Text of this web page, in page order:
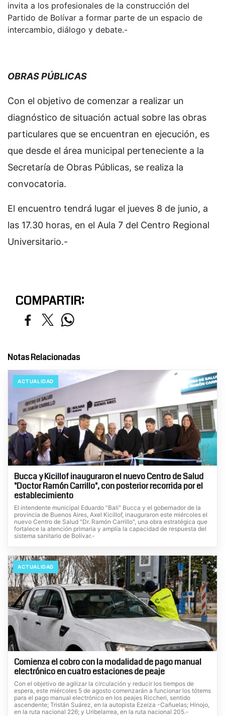
invita a los profesionales de la construcción del
Partido de Bolívar a formar parte de un espacio de
intercambio, diálogo y debate.-
OBRAS PÚBLICAS
Con el objetivo de comenzar a realizar un
diagnóstico de situación actual sobre las obras
particulares que se encuentran en ejecución, es
que desde el área municipal perteneciente a la
Secretaría de Obras Públicas, se realiza la
convocatoria.
El encuentro tendrá lugar el jueves 8 de junio, a
las 17.30 horas, en el Aula 7 del Centro Regional
Universitario.-
COMPARTIR:
Notas Relacionadas
ACTUALIDAD
Bucca y Kicillof inauguraron el nuevo Centro de Salud
"Doctor Ramón Carrillo", con posterior recorrida por el
establecimiento
El intendente municipal Eduardo "Bali" Bucca y el gobernador de la
provincia de Buenos Aires, Axel Kicillof, inauguraron este miércoles el
nuevo Centro de Salud "Dr. Ramón Carrillo", una obra estratégica que
fortalece la atención primaria y amplía la capacidad de respuesta del
sistema sanitario de Bolívar.-
ACTUALIDAD
Comienza el cobro con la modalidad de pago manual
electrónico en cuatro estaciones de peaje
Con el objetivo de agilizar la circulación y reducir los tiempos de
espera, este miércoles 5 de agosto comenzarán a funcionar los tótems
para el pago manual electrónico en los peajes Riccheri, sentido
ascendente; Tristán Suárez, en la autopista Ezeiza -Cañuelas; Hinojo,
en la ruta nacional 226; y Uribelarrea, en la ruta nacional 205.-